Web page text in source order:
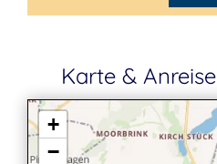
Karte & Anreise
+
−